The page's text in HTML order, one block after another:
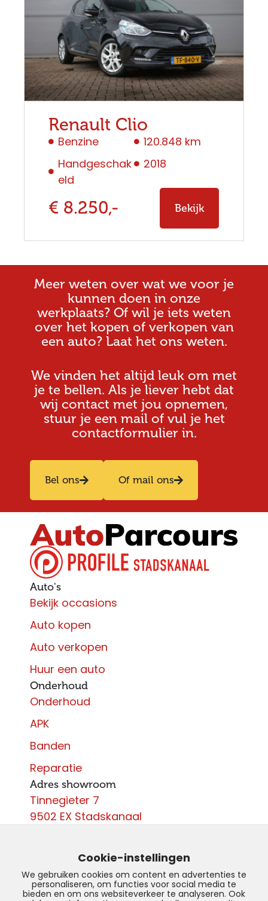
Renault Clio
Benzine
Handgeschak
eld
120.848 km
2018
€ 8.250,- Bekijk
Meer weten over wat we voor je
kunnen doen in onze
werkplaats? Of wil je iets weten
over het kopen of verkopen van
een auto? Laat het ons weten.
We vinden het altijd leuk om met
je te bellen. Als je liever hebt dat
wij contact met jou opnemen,
stuur je een mail of vul je het
contactformulier in.
Bel ons Of mail ons
Auto's
Bekijk occasions
Auto kopen
Auto verkopen
Huur een auto
Onderhoud
Onderhoud
APK
Banden
Reparatie
Adres showroom
Tinnegieter 7
9502 EX Stadskanaal
info@autoparcours.nl
Over ons
Cookie-instellingen
We gebruiken cookies om content en advertenties te
personaliseren, om functies voor social media te
bieden en om ons websiteverkeer te analyseren. Ook